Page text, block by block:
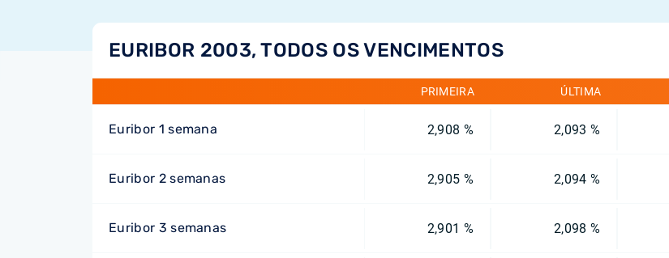
EURIBOR 2003, TODOS OS VENCIMENTOS
PRIMEIRA ÚLTIMA
Euribor 1 semana 2,908 % 2,093 %
Euribor 2 semanas 2,905 % 2,094 %
Euribor 3 semanas 2,901 % 2,098 %